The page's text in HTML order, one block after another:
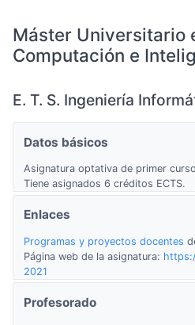
Máster Universitario
Computación e
E. T. S. Ingeniería
Datos básicos
Asignatura optativa de primer
Tiene asignados 6 créditos ECTS.
Enlaces
Programas y proyectos docentes
Página web de la asignatura:
2021
Profesorado